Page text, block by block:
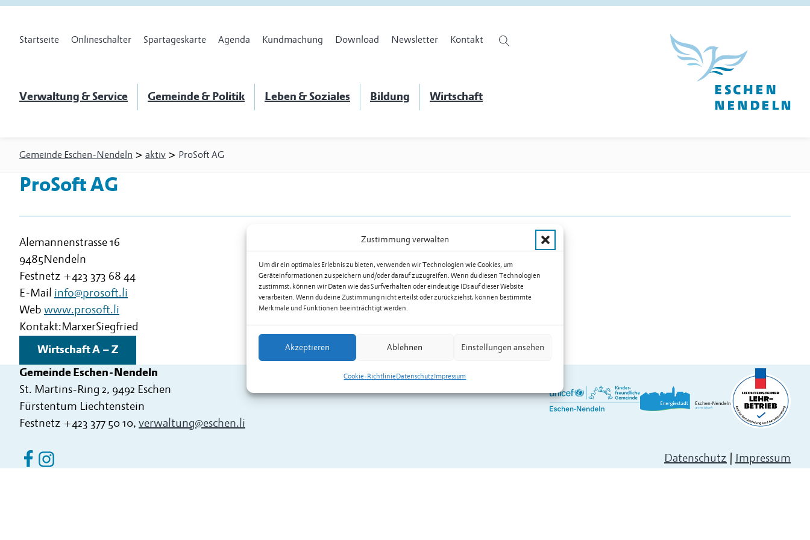
Zustimmung verwalten
Um dir ein optimales Erlebnis zu bieten, verwenden wir Technologien wie Cookies, um
Geräteinformationen zu speichern und/oder darauf zuzugreifen. Wenn du diesen Technologien
zustimmst, können wir Daten wie das Surfverhalten oder eindeutige IDs auf dieser Website
verarbeiten. Wenn du deine Zustimmung nicht erteilst oder zurückziehst, können bestimmte
Merkmale und Funktionen beeinträchtigt werden.
Akzeptieren Ablehnen Einstellungen ansehen
Cookie-RichtlinieDatenschutzImpressum
Startseite Onlineschalter Spartageskarte Agenda Kundmachung Download Newsletter Kontakt
Verwaltung & Service Gemeinde & Politik Leben & Soziales Bildung Wirtschaft
Gemeinde Eschen-Nendeln > aktiv > ProSoft AG
ProSoft AG
Alemannenstrasse 16
9485Nendeln
Festnetz +423 373 68 44
E-Mail info@prosoft.li
Web www.prosoft.li
Kontakt:MarxerSiegfried
Wirtschaft A – Z
Gemeinde Eschen-Nendeln
St. Martins-Ring 2, 9492 Eschen
Fürstentum Liechtenstein
Festnetz +423 377 50 10, verwaltung@eschen.li
Eschen Nendeln auf Facebook
Eschen Nendeln auf Instagram
Datenschutz | Impressum